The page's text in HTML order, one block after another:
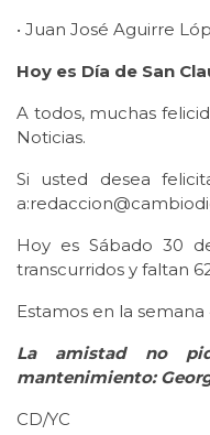
• Juan José Aguirre
Hoy es Día de San
A todos, muchas
Noticias.
Si usted desea
Hoy es Sábado 30
transcurridos y faltan
Estamos en la semana
La amistad no
mantenimiento:
CD/YC